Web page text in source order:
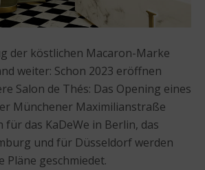
der köstlichen Macaron-Marke
weiter: Schon 2023 eröffnen
Salon de Thés: Das Opening eines
Münchener Maximilianstraße
für das KaDeWe in Berlin, das
und für Düsseldorf werden
Pläne geschmiedet.